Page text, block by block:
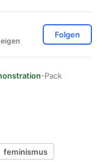
Folgen
-Pack
feminismus